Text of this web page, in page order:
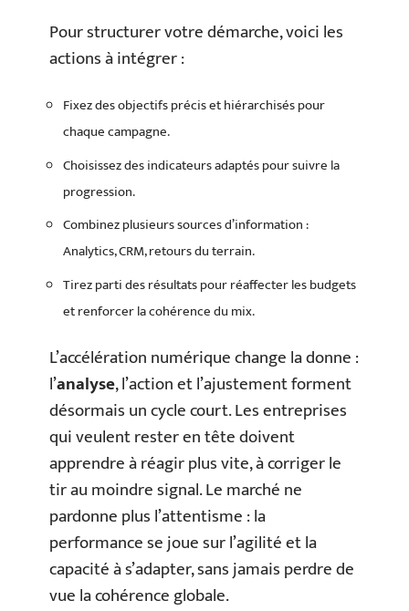
Pour structurer votre démarche, voici les
actions à intégrer :
Fixez des objectifs précis et hiérarchisés pour
chaque campagne.
Choisissez des indicateurs adaptés pour suivre la
progression.
Combinez plusieurs sources d’information :
Analytics, CRM, retours du terrain.
Tirez parti des résultats pour réaffecter les budgets
et renforcer la cohérence du mix.
L’accélération numérique change la donne :
l’analyse, l’action et l’ajustement forment
désormais un cycle court. Les entreprises
qui veulent rester en tête doivent
apprendre à réagir plus vite, à corriger le
tir au moindre signal. Le marché ne
pardonne plus l’attentisme : la
performance se joue sur l’agilité et la
capacité à s’adapter, sans jamais perdre de
vue la cohérence globale.